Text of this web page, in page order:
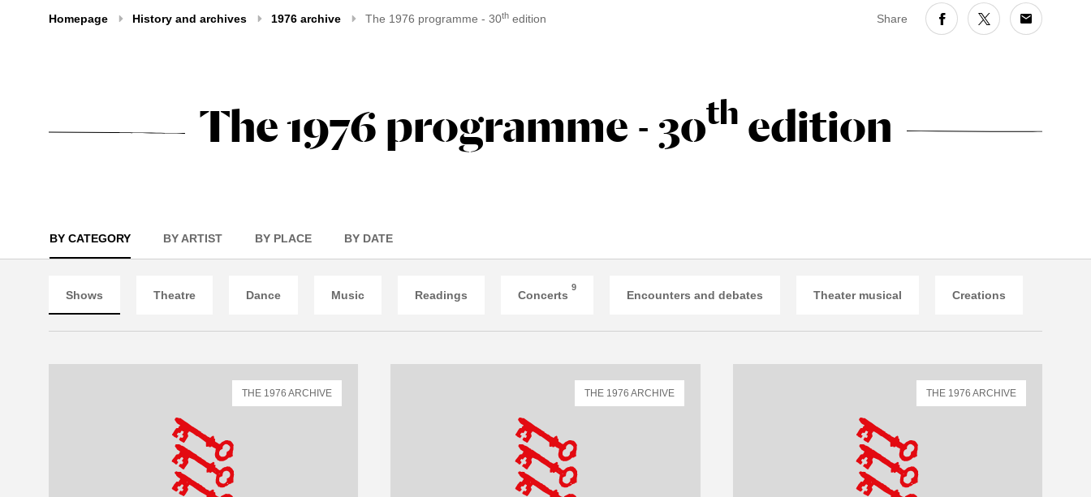
Homepage History and archives 1976 archive The 1976 programme - 30th edition Share
The 1976 programme - 30th edition
BY CATEGORY BY ARTIST BY PLACE BY DATE
Shows Theatre Dance Music Readings Concerts
9
Encounters and debates Theater musical Creations
THE 1976 ARCHIVE THE 1976 ARCHIVE THE 1976 ARCHIVE